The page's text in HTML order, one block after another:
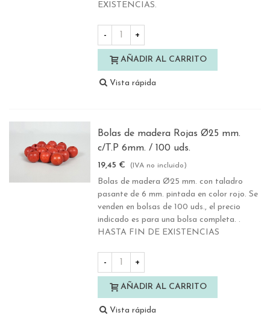
EXISTENCIAS.
- +
AÑADIR AL CARRITO
Vista rápida
Bolas de madera Rojas Ø25 mm.
c/T.P 6mm. / 100 uds.
19,45 € (IVA no incluido)
Bolas de madera Ø25 mm. con taladro
pasante de 6 mm. pintada en color rojo. Se
venden en bolsas de 100 uds., el precio
indicado es para una bolsa completa. .
HASTA FIN DE EXISTENCIAS
- +
AÑADIR AL CARRITO
Vista rápida